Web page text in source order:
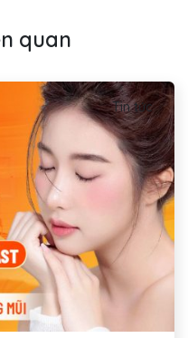
quan
Tin tức